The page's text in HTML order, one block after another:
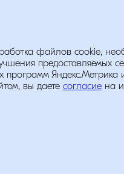
руб.
файлов cookie,
предоставляемых
программ Яндекс.Метрика
вы даете согласиена
персональных